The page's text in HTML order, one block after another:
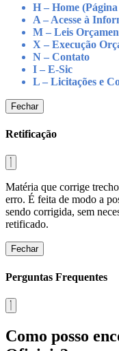
H – Home
A – Acesse à
M – Leis
X – Execução
N – Contato
I – E-Sic
L – Licitações e
Fechar
Retificação
Matéria que corrige
erro. É feita de modo a
sendo corrigida, sem
retificado.
Fechar
Perguntas Frequentes
Como posso